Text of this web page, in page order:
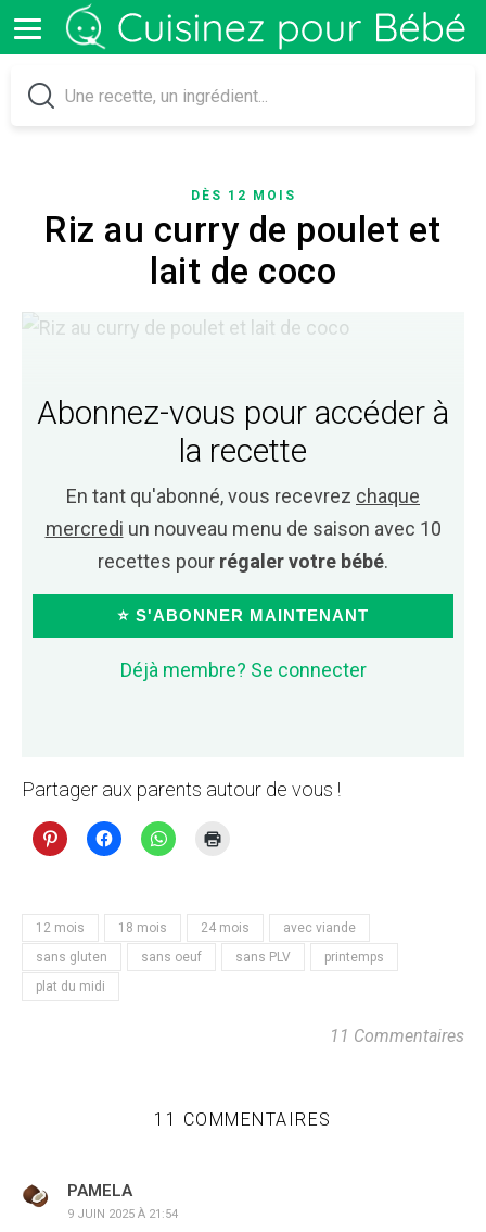
DÈS 12 MOIS
Riz au curry de poulet et
lait de coco
Abonnez-vous pour accéder à
la recette
En tant qu'abonné, vous recevrez chaque
mercredi un nouveau menu de saison avec 10
recettes pour régaler votre bébé.
⭐ S'ABONNER MAINTENANT
Déjà membre? Se connecter
Partager aux parents autour de vous !
12 mois 18 mois 24 mois
avec viande
sans gluten
sans oeuf sans PLV
printemps
plat du midi
11 Commentaires
11 COMMENTAIRES
PAMELA
9 JUIN 2025 À 21:54